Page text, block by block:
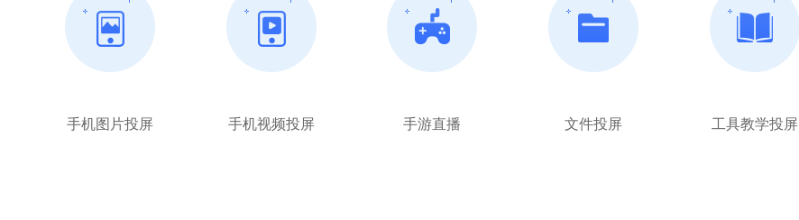
手机图片投屏 手机视频投屏 手游直播 文件投屏 工具教学投屏